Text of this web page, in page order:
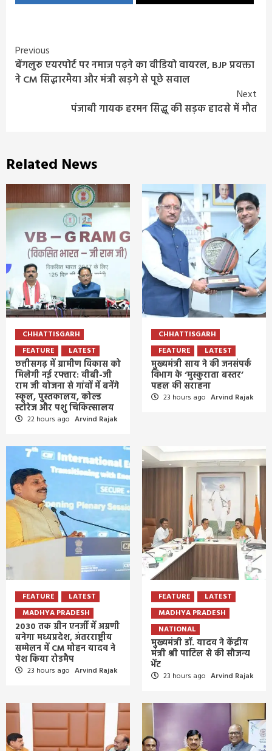
Continue
Reading
Previous
बेंगलुरु एयरपोर्ट पर नमाज पढ़ने का वीडियो वायरल, BJP प्रवक्ता
ने CM सिद्धारमैया और मंत्री खड़गे से पूछे सवाल
Next
पंजाबी गायक हरमन सिद्धू की सड़क हादसे में मौत
Related News
CHHATTISGARH
FEATURE
LATEST
छत्तीसगढ़ में ग्रामीण विकास को
मिलेगी नई रफ्तार: वीबी-जी
राम जी योजना से गांवों में बनेंगे
स्कूल, पुस्तकालय, कोल्ड
स्टोरेज और पशु चिकित्सालय
22 hours ago Arvind Rajak
CHHATTISGARH
FEATURE
LATEST
मुख्यमंत्री साय ने की जनसंपर्क
विभाग के ‘मुस्कुराता बस्तर’
पहल की सराहना
23 hours ago Arvind Rajak
FEATURE
LATEST
MADHYA PRADESH
2030 तक ग्रीन एनर्जी में अग्रणी
बनेगा मध्यप्रदेश, अंतरराष्ट्रीय
सम्मेलन में CM मोहन यादव ने
पेश किया रोडमैप
23 hours ago Arvind Rajak
FEATURE
LATEST
MADHYA PRADESH
NATIONAL
मुख्यमंत्री डॉ. यादव ने केंद्रीय
मंत्री श्री पाटिल से की सौजन्य
भेंट
23 hours ago Arvind Rajak